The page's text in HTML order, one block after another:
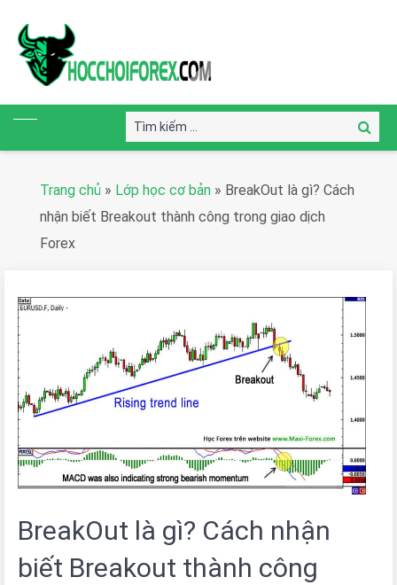
Tìm
kiếm:
Tìm
kiếm
Trang chủ » Lớp học cơ bản » BreakOut là gì? Cách
nhận biết Breakout thành công trong giao dịch
Forex
BreakOut là gì? Cách nhận
biết Breakout thành công